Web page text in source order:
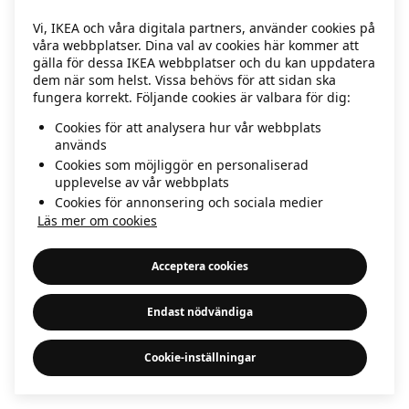
information)
Vi, IKEA och våra digitala partners, använder cookies på
våra webbplatser. Dina val av cookies här kommer att
gälla för dessa IKEA webbplatser och du kan uppdatera
dem när som helst. Vissa behövs för att sidan ska
fungera korrekt. Följande cookies är valbara för dig:
Cookies för att analysera hur vår webbplats
används
Cookies som möjliggör en personaliserad
upplevelse av vår webbplats
Cookies för annonsering och sociala medier
Läs mer om cookies
Acceptera cookies
Endast nödvändiga
Cookie-inställningar